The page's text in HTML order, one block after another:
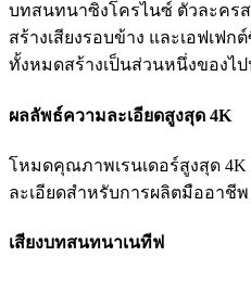
บทสนทนาซิงโครไนซ์ ตัวละคร
สร้างเสียงรอบข้าง และเอฟเ
ทั้งหมดสร้างเป็นส่วนหนึ่งของไ
ผลลัพธ์ความละเอียดสูงสุด 4K
โหมดคุณภาพเรนเดอร์สูงสุด
ละเอียดสำหรับการผลิตมืออาชีพ
เสียงบทสนทนาเนทีฟ